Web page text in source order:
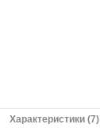
Характеристики (7)